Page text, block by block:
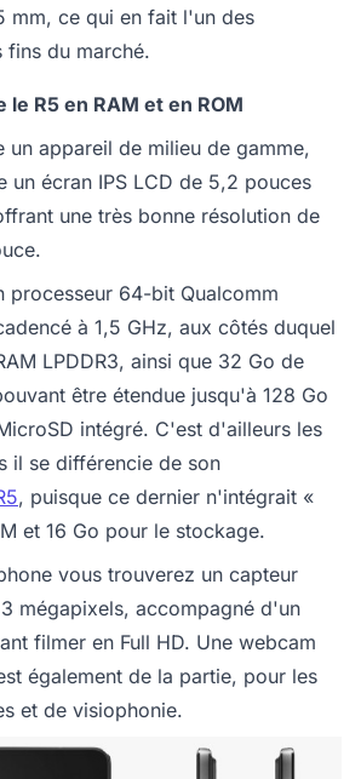
mm, ce qui en fait l'un des
fins du marché.
R5 en RAM et en ROM
un appareil de milieu de gamme,
un écran IPS LCD de 5,2 pouces
une très bonne résolution de
processeur 64-bit Qualcomm
à 1,5 GHz, aux côtés duquel
LPDDR3, ainsi que 32 Go de
être étendue jusqu'à 128 Go
intégré. C'est d'ailleurs les
il se différencie de son
, puisque ce dernier n'intégrait «
et 16 Go pour le stockage.
vous trouverez un capteur
mégapixels, accompagné d'un
filmer en Full HD. Une webcam
également de la partie, pour les
et de visiophonie.